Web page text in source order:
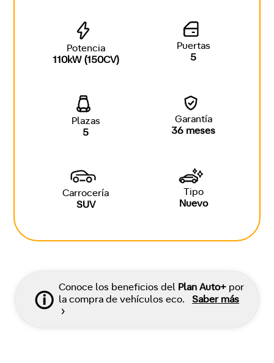
Potencia
110kW (150CV)
Puertas
5
Plazas
5
Garantía
36 meses
Carrocería
SUV
Tipo
Nuevo
Conoce los beneficios del Plan Auto+ por
la compra de vehículos eco.
Saber más